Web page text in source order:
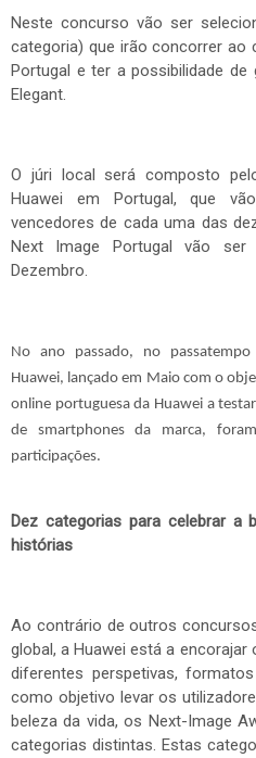
Neste concurso vão ser
categoria) que irão concorrer ao
Portugal e ter a possibilidade de
Elegant.
O júri local será composto
Huawei em Portugal, que
vencedores de cada uma das
Next Image Portugal vão
Dezembro.
No ano passado, no
Huawei, lançado em Maio com o
online portuguesa da Huawei a
de smartphones da marca,
participações.
Dez categorias para celebrar a
histórias
Ao contrário de outros
global, a Huawei está a
diferentes perspetivas,
como objetivo levar os
beleza da vida, os Next-Image
categorias distintas. Estas